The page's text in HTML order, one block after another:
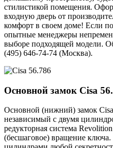
стилистикой помещения.
входную дверь от
комфорт в своем доме! Если
опытные менеджеры
выборе подходящей модели.
(495) 646-74-74 (Москва).
Основной замок Cisa
Основной (нижний) замок
независимый с двумя
редукторная система
(бесшаговое) вращение